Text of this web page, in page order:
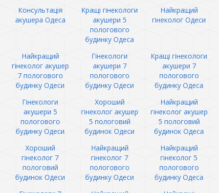
Консультація
акушера Одеса
Кращі гінекологи
акушери 5
пологового
будинку Одеса
Найкращий
гінеколог Одеси
Найкращий
гінеколог акушер
7 пологового
будинку Одеси
Гінекологи
акушери 7
пологового
будинку Одеси
Кращі гінекологи
акушери 7
пологового
будинку Одеса
Гінекологи
акушери 5
пологового
будинку Одеси
Хороший
гінеколог акушер
5 пологовий
будинок Одеси
Найкращий
гінеколог акушер
5 пологовий
будинок Одеса
Хороший
гінеколог 7
пологовий
будинок Одеси
Найкращий
гінеколог 7
пологового
будинку Одеси
Найкращий
гінеколог 5
пологового
будинку Одеса